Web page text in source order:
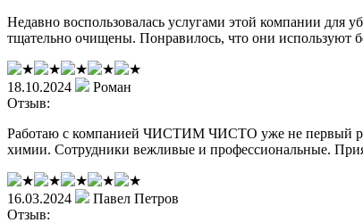
Недавно воспользовалась услугами этой компании для
тщательно очищены. Понравилось, что они используют
18.10.2024
Роман
Отзыв:
Работаю с компанией ЧИСТИМ ЧИСТО уже не первый раз.
химии. Сотрудники вежливые и профессиональные.
16.03.2024
Павел Петров
Отзыв: